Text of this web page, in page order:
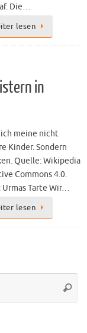
Die…
lesen
in
meine nicht
Kinder. Sondern
Quelle: Wikipedia
Commons 4.0.
Urmas Tarte Wir…
lesen